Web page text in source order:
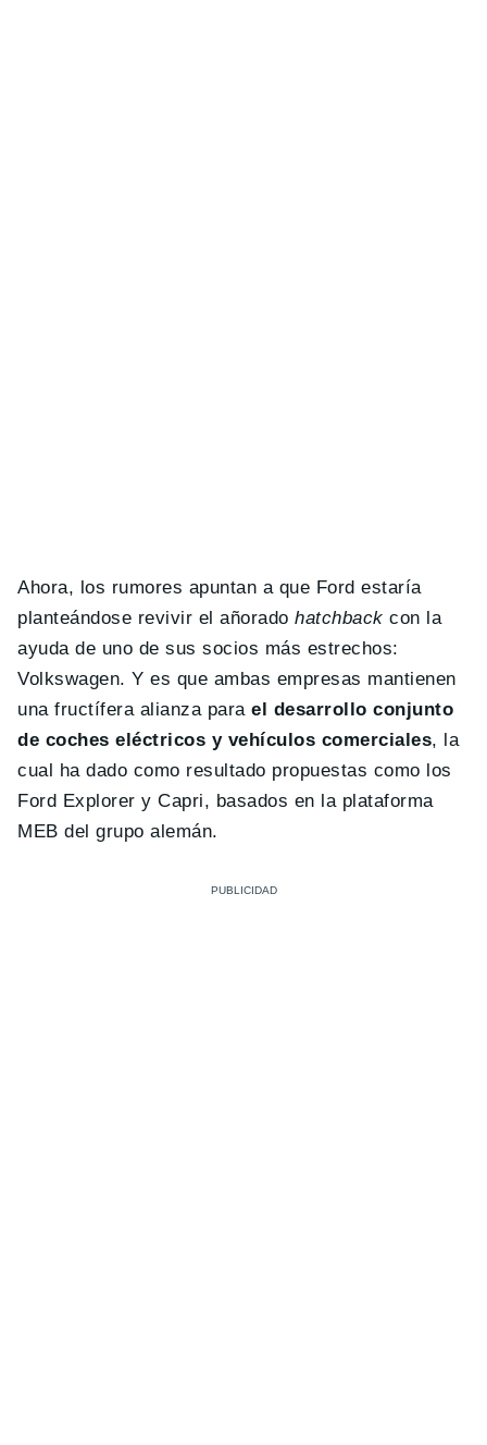
Ahora, los rumores apuntan a que Ford estaría
planteándose revivir el añoradohatchback con la
ayuda de uno de sus socios más estrechos:
Volkswagen. Y es que ambas empresas mantienen
una fructífera alianza parael desarrollo conjunto
de coches eléctricos y vehículos comerciales, la
cual ha dado como resultado propuestas como los
Ford Explorer y Capri, basados en la plataforma
MEB del grupo alemán.